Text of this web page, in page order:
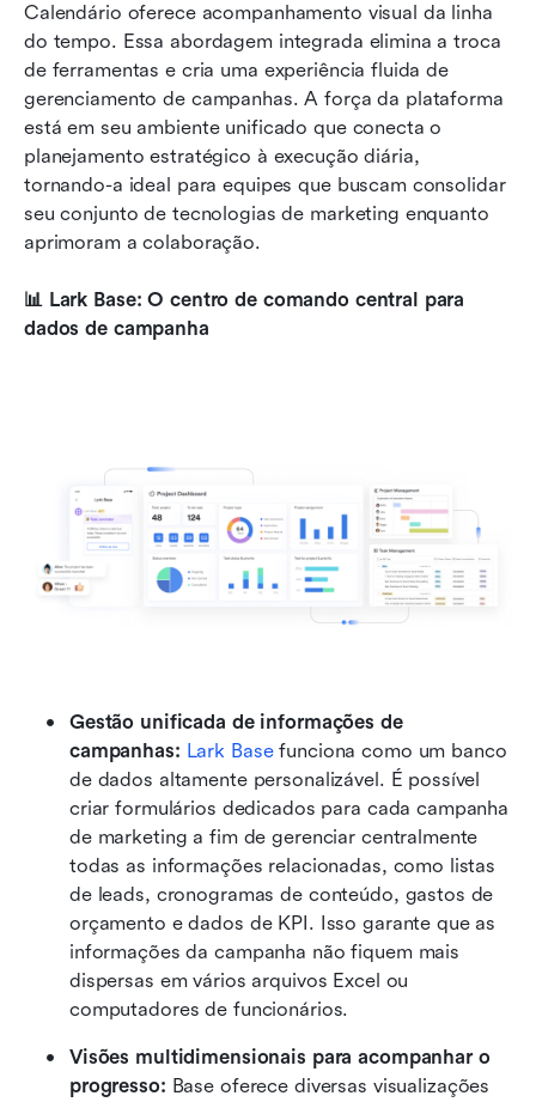
Calendário oferece acompanhamento visual da linha
do tempo. Essa abordagem integrada elimina a troca
de ferramentas e cria uma experiência fluida de
gerenciamento de campanhas. A força da plataforma
está em seu ambiente unificado que conecta o
planejamento estratégico à execução diária,
tornando-a ideal para equipes que buscam consolidar
seu conjunto de tecnologias de marketing enquanto
aprimoram a colaboração.
📊 Lark Base: O centro de comando central para
dados de campanha
Gestão unificada de informações de
campanhas: Lark Base funciona como um banco
de dados altamente personalizável. É possível
criar formulários dedicados para cada campanha
de marketing a fim de gerenciar centralmente
todas as informações relacionadas, como listas
de leads, cronogramas de conteúdo, gastos de
orçamento e dados de KPI. Isso garante que as
informações da campanha não fiquem mais
dispersas em vários arquivos Excel ou
computadores de funcionários.
Visões multidimensionais para acompanhar o
progresso: Base oferece diversas visualizações